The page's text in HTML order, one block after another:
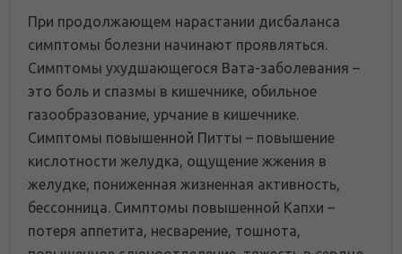
При продолжающем нарастании дисбаланса
симптомы болезни начинают проявляться.
Симптомы ухудшающегося Вата-заболевания –
это боль и спазмы в кишечнике, обильноe
газообразование, урчание в кишечнике.
Симптомы повышенной Питты – повышение
кислотности желудка, ощущение жжения в
желудке, пониженная жизненная активность,
бессонница. Симптомы повышенной Капхи –
потеря аппетита, несварение, тошнота,